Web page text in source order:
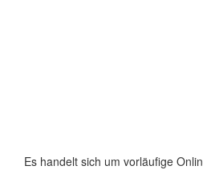
Es handelt sich um vorläufige